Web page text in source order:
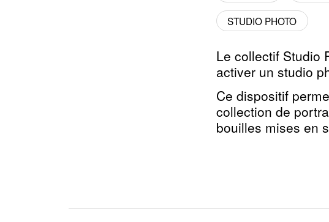
STUDIO PHOTO
Le collectif Studio
activer un studio
Ce dispositif
collection de
bouilles mises en